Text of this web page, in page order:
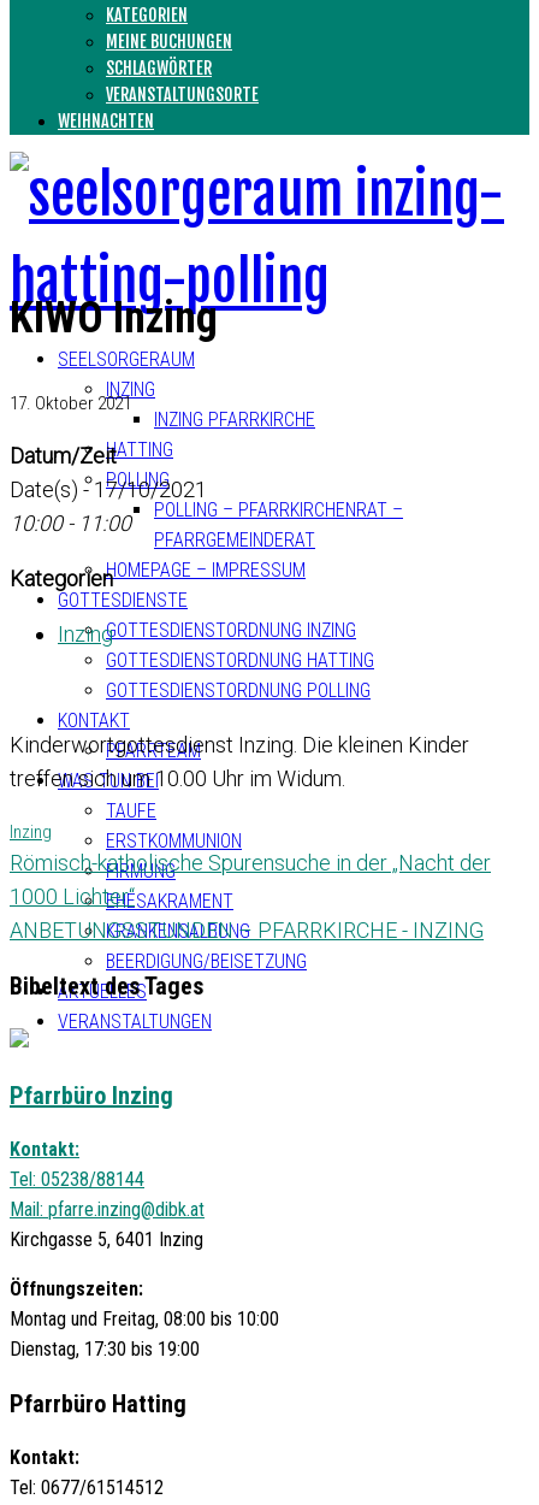
KATEGORIEN
MEINE BUCHUNGEN
SCHLAGWÖRTER
VERANSTALTUNGSORTE
WEIHNACHTEN
SEELSORGERAUM
INZING
INZING PFARRKIRCHE
HATTING
POLLING
POLLING – PFARRKIRCHENRAT –
PFARRGEMEINDERAT
HOMEPAGE – IMPRESSUM
GOTTESDIENSTE
GOTTESDIENSTORDNUNG INZING
GOTTESDIENSTORDNUNG HATTING
GOTTESDIENSTORDNUNG POLLING
KONTAKT
PFARRTEAM
WAS TUN BEI
TAUFE
ERSTKOMMUNION
FIRMUNG
EHESAKRAMENT
KRANKENSALBUNG
BEERDIGUNG/BEISETZUNG
AKTUELLES
VERANSTALTUNGEN
KIWO Inzing
17. Oktober 2021
Datum/Zeit
Date(s) - 17/10/2021
10:00 - 11:00
Kategorien
Inzing
Kinderwortgottesdienst Inzing. Die kleinen Kinder
treffen sich um 10.00 Uhr im Widum.
Inzing
Römisch-katholische Spurensuche in der „Nacht der
1000 Lichter“
ANBETUNGSSTUNDEN – PFARRKIRCHE - INZING
Bibeltext des Tages
Pfarrbüro Inzing
Kontakt:
Tel: 05238/88144
Mail: pfarre.inzing@dibk.at
Kirchgasse 5, 6401 Inzing
Öffnungszeiten:
Montag und Freitag, 08:00 bis 10:00
Dienstag, 17:30 bis 19:00
Pfarrbüro Hatting
Kontakt:
Tel: 0677/61514512